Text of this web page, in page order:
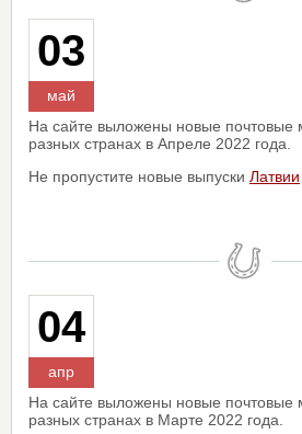
03
май
На сайте выложены новые
разных странах в Апреле 2022 года.
Не пропустите новые выпуски Латвии
04
апр
На сайте выложены новые
разных странах в Марте 2022 года.